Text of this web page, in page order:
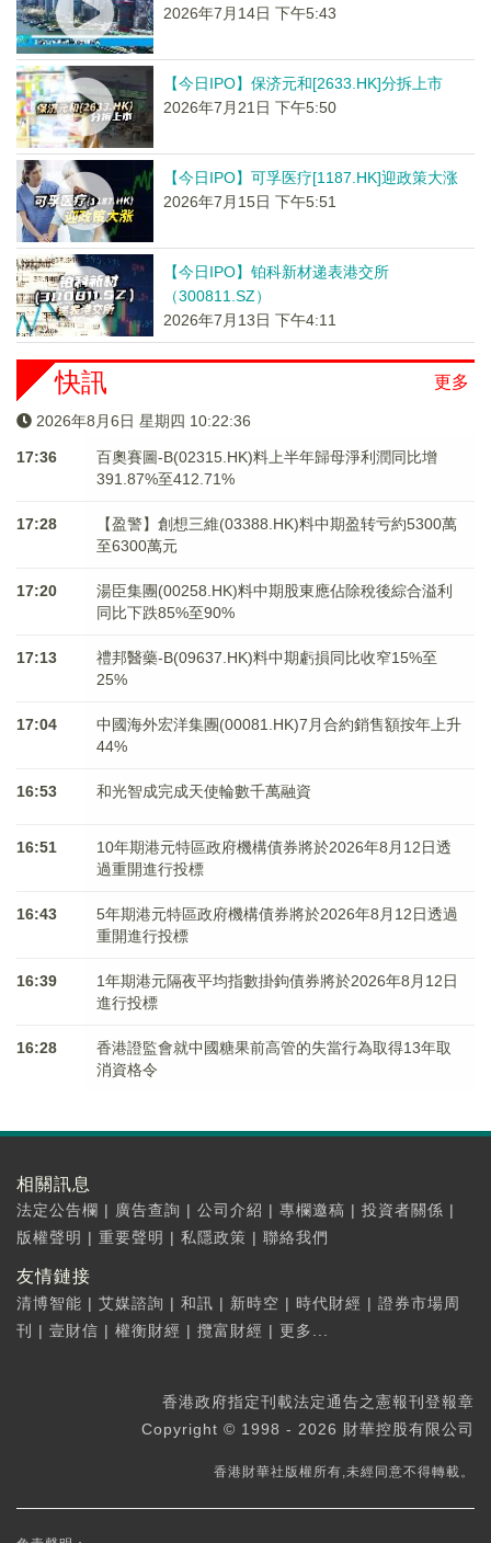
2026年7月14日 下午5:43
【今日IPO】保济元和[2633.HK]分拆上市
2026年7月21日 下午5:50
【今日IPO】可孚医疗[1187.HK]迎政策大涨
2026年7月15日 下午5:51
【今日IPO】铂科新材递表港交所
（300811.SZ）
2026年7月13日 下午4:11
更多
快訊
2026年8月6日 星期四 10:22:37
17:36
百奧賽圖-B(02315.HK)料上半年歸母淨利潤同比增
391.87%至412.71%
17:28
【盈警】創想三維(03388.HK)料中期盈转亏約5300萬
至6300萬元
17:20
湯臣集團(00258.HK)料中期股東應佔除稅後綜合溢利
同比下跌85%至90%
17:13
禮邦醫藥-B(09637.HK)料中期虧損同比收窄15%至
25%
17:04
中國海外宏洋集團(00081.HK)7月合約銷售額按年上升
44%
16:53 和光智成完成天使輪數千萬融資
16:51
10年期港元特區政府機構債券將於2026年8月12日透
過重開進行投標
16:43
5年期港元特區政府機構債券將於2026年8月12日透過
重開進行投標
16:39
1年期港元隔夜平均指數掛鉤債券將於2026年8月12日
進行投標
16:28
香港證監會就中國糖果前高管的失當行為取得13年取
消資格令
相關訊息
法定公告欄 | 廣告查詢 | 公司介紹 | 專欄邀稿 | 投資者關係 |
版權聲明 | 重要聲明 | 私隱政策 | 聯絡我們
友情鏈接
清博智能 | 艾媒諮詢 | 和訊 | 新時空 | 時代財經 | 證券市場周
刊
| 壹財信 | 權衡財經 | 攬富財經 | 更多...
香港政府指定刊載法定通告之憲報刊登報章
Copyright © 1998 - 2026 財華控股有限公司
香港財華社版權所有,未經同意不得轉載。